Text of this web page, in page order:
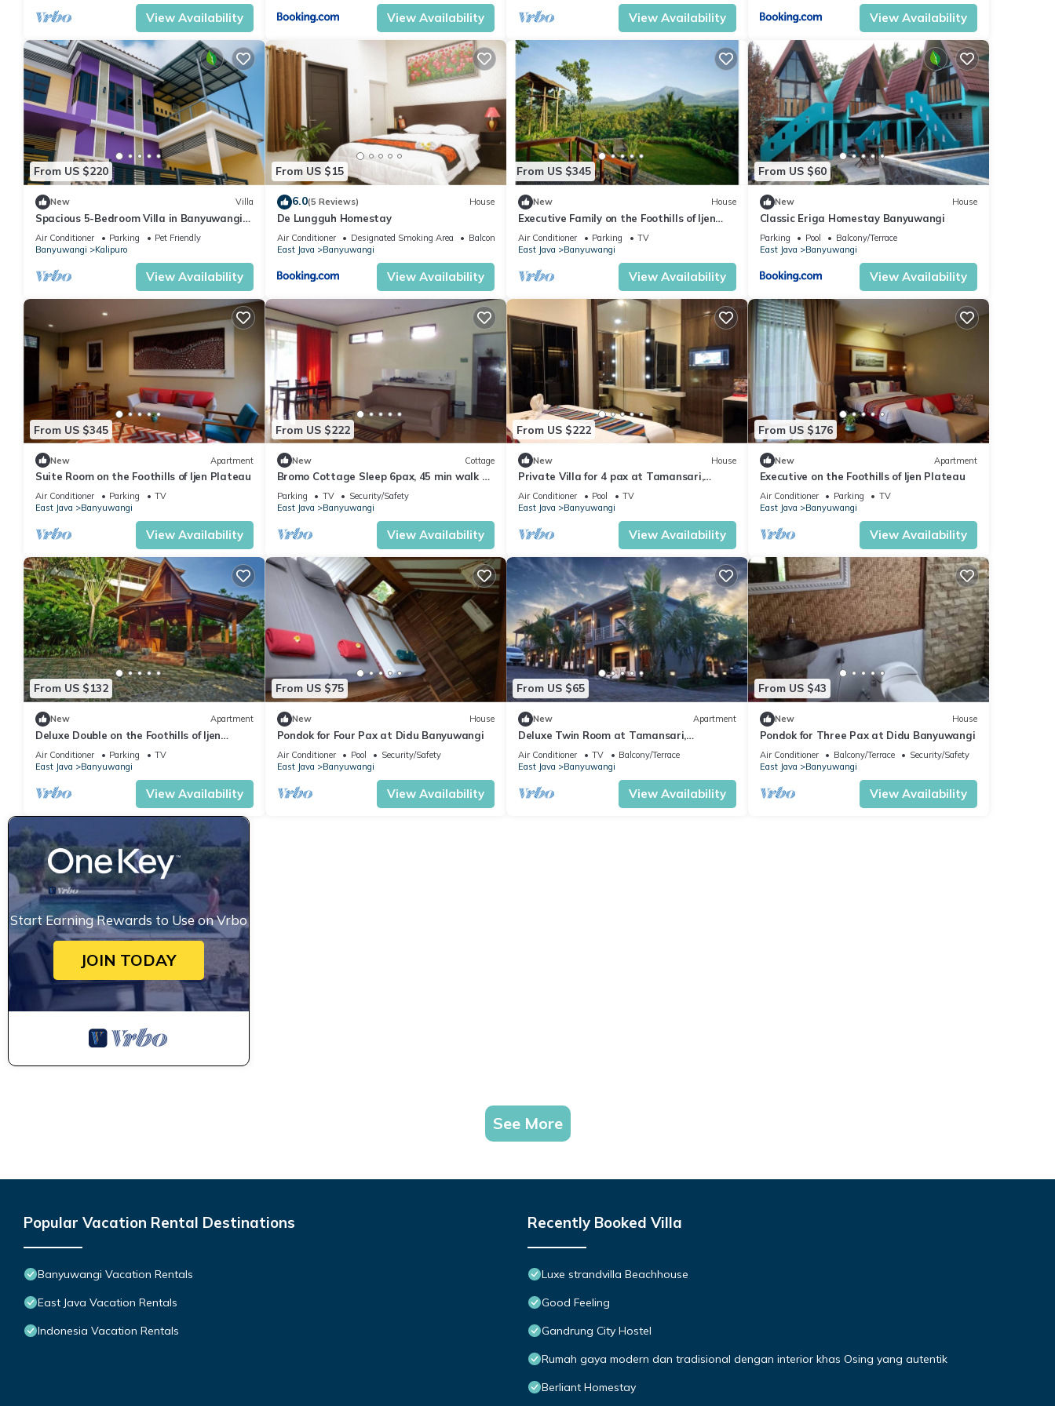
golven zijn vaak rustig, waardoor het ideaal is voor families met kinderen.
This 4 Bedrooms Villa provides accommodation with Balcony/Terrace, Wellness Facilities, Guest Services, for your convenience. This Villa
features many amenities for guests who want to stay for a few days, a weekend or probably a longer vacation with family, friends or
group. The rental Villa has 4 Bedrooms and 4 Bathrooms to make you feel right at home.
Check to see if this Villa has the amenities you need and a location that makes this a great choice to stay in Banyuwangi. Enjoy your stay
in Banyuwangi at this Villa.
View Availability View Availability View Availability View Availability
From US $220
New Villa
Spacious 5-Bedroom Villa in Banyuwangi
with Stunning Mountain Views
Air Conditioner Parking
Pet Friendly
Banyuwangi
Kalipuro
View Availability
From US $15
6.0(5 Reviews) House
De Lungguh Homestay
Air Conditioner Designated Smoking Area
Balcony/Terrace
East Java
Banyuwangi
View Availability
From US $345
New House
Executive Family on the Foothills of Ijen
Plateau
Air Conditioner Parking
TV
East Java
Banyuwangi
View Availability
From US $60
New House
Classic Eriga Homestay Banyuwangi
Parking Pool
Balcony/Terrace
East Java
Banyuwangi
View Availability
From US $345
New Apartment
Suite Room on the Foothills of Ijen Plateau
Air Conditioner Parking
TV
East Java
Banyuwangi
View Availability
From US $222
New Cottage
Bromo Cottage Sleep 6pax, 45 min walk to
Mt. Bromo
Parking TV
Security/Safety
East Java
Banyuwangi
View Availability
From US $222
New House
Private Villa for 4 pax at Tamansari,
Banyuwangi
Air Conditioner Pool
TV
East Java
Banyuwangi
View Availability
From US $176
New Apartment
Executive on the Foothills of Ijen Plateau
Air Conditioner Parking
TV
East Java
Banyuwangi
View Availability
From US $132
New Apartment
Deluxe Double on the Foothills of Ijen
Plateau
Air Conditioner Parking
TV
East Java
Banyuwangi
View Availability
From US $75
New House
Pondok for Four Pax at Didu Banyuwangi
Air Conditioner Pool
Security/Safety
East Java
Banyuwangi
View Availability
From US $65
New Apartment
Deluxe Twin Room at Tamansari,
Banyuwangi
Air Conditioner TV
Balcony/Terrace
East Java
Banyuwangi
View Availability
From US $43
New House
Pondok for Three Pax at Didu Banyuwangi
Air Conditioner Balcony/Terrace
Security/Safety
East Java
Banyuwangi
View Availability
Start Earning Rewards to Use on Vrbo
JOIN TODAY
See More
Popular Vacation Rental Destinations
Banyuwangi Vacation Rentals
East Java Vacation Rentals
Indonesia Vacation Rentals
Recently Booked Villa
Luxe strandvilla Beachhouse
Good Feeling
Gandrung City Hostel
Rumah gaya modern dan tradisional dengan interior khas Osing yang autentik
Berliant Homestay